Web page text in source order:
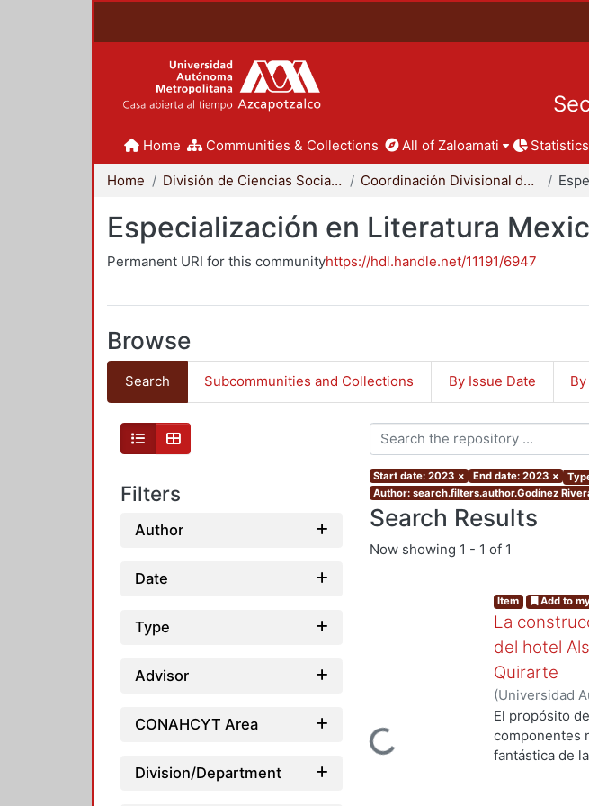
Home Communities & Collections All of Zaloamati Statistics
Home División de Ciencias Sociales y Humanidades Coordinación Divisional de Posgrado
Especialización en Literatura
Permanent URI for this communityhttps://hdl.handle.net/11191/6947
Browse
Search Subcommunities and Collections By Issue Date
Filters
Author
Date
Type
Advisor
CONAHCYT Area
Division/Department
Start date: 2023 × End date: 2023 ×
Author: search.filters.author.Godínez
Search Results
Now showing 1 - 1 of 1
Loading...
Item Add to
La
del hotel
Quirarte
(Universidad
de Servicios
El propósito
componentes
fantástica de